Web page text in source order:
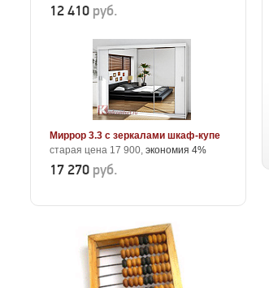
12 410 руб.
Миррор 3.3 с зеркалами шкаф-купе
старая цена 17 900, экономия 4%
17 270 руб.